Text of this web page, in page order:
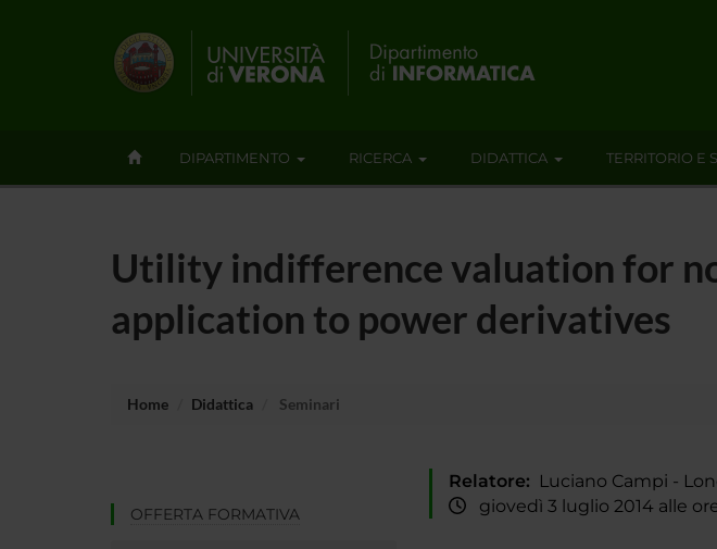
DIPARTIMENTO RICERCA DIDATTICA TERRITORIO E
Utility indifference valuation for
application to power derivatives
Home Didattica Seminari
OFFERTA FORMATIVA
Relatore: Luciano Campi -
giovedì 3 luglio 2014 alle ore